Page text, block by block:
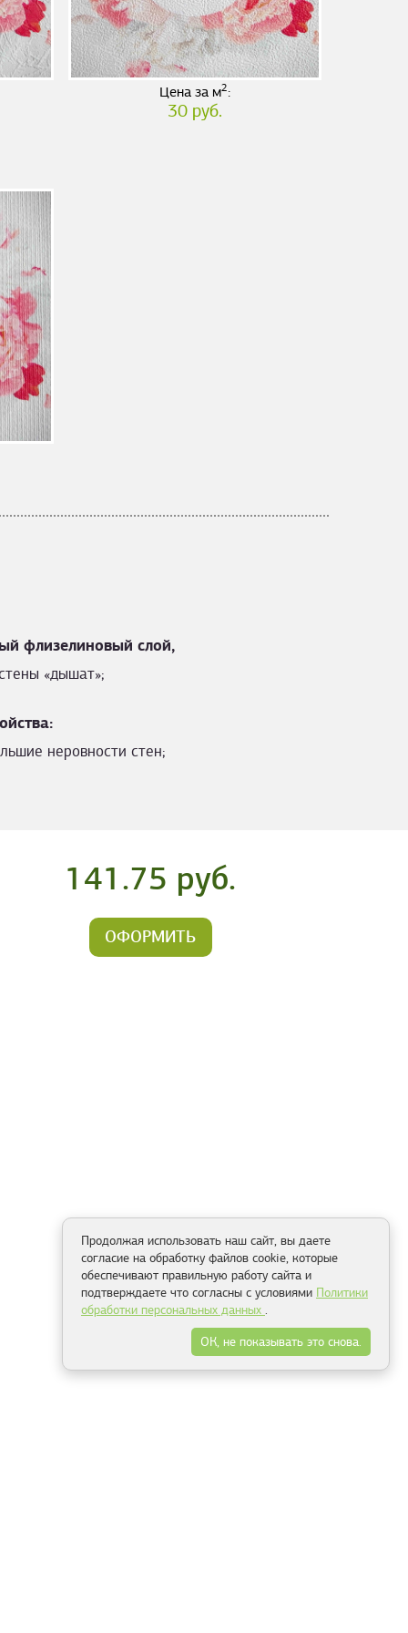
Цена за м2:
30 руб.
флизелиновый слой,
«дышат»;
неровности стен;
141.75 руб.
ОФОРМИТЬ
Продолжая использовать наш сайт, вы даете
согласие на обработку файлов cookie, которые
обеспечивают правильную работу сайта и
подтверждаете что согласны с условиями Политики
обработки персональных данных .
ОК, не показывать это снова.